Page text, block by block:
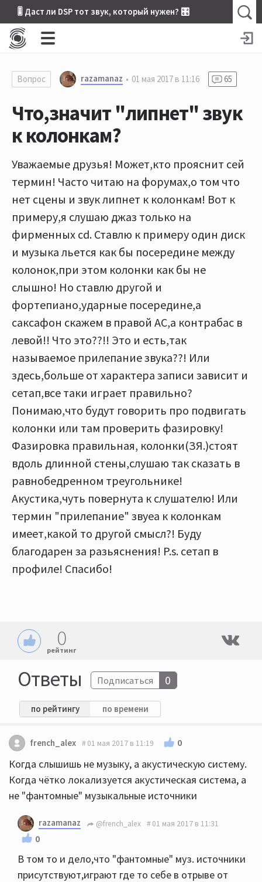
🎚 Даст ли DSP тот звук, который нужен? 🎛
Вопрос razamanaz 01 мая 2017 в 11:16 65
Что,значит "липнет" звук
к колонкам?
Уважаемые друзья! Может,кто прояснит сей
термин! Часто читаю на форумах,о том что
нет сцены и звук липнет к колонкам! Вот к
примеру,я слушаю джаз только на
фирменных cd. Ставлю к примеру один диск
и музыка льется как бы посередине между
колонок,при этом колонки как бы не
слышно! Но ставлю другой и
фортепиано,ударные посередине,а
саксафон скажем в правой АС,а контрабас в
левой!! Что это??!! Это и есть,так
называемое прилепание звука??! Или
здесь,больше от характера записи зависит и
сетап,все таки играет правильно?
Понимаю,что будут говорить про подвигать
колонки или там проверить фазировку!
Фазировка правильная, колонки(ЗЯ.)стоят
вдоль длинной стены,слушаю так сказать в
равнобедренном треугольнике!
Акустика,чуть повернута к слушателю! Или
термин "прилепание" звуеа к колонкам
имеет,какой то другой смысл?! Буду
благодарен за разьяснения! P.s. сетап в
профиле! Спасибо!
0
рейтинг
Ответы Подписаться 0
по рейтингу по времени
french_alex 01 мая 2017 в 11:19 0
Когда слышишь не музыку, а акустическую систему.
Когда чётко локализуется акустическая система, а
не "фантомные" музыкальные источники
razamanaz @french_alex 01 мая 2017 в 11:31
0
В том то и дело,что "фантомные" муз. источники
присутствуют,играют где то себе в отрыве от